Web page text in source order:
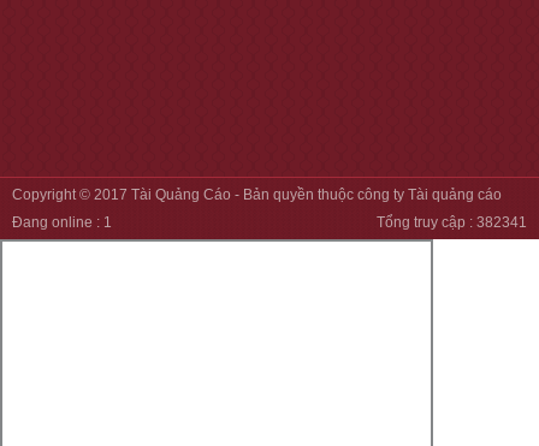
Copyright © 2017 Tài Quảng Cáo - Bản quyền thuộc công ty Tài quảng cáo
Tổng truy cập : 382341
Đang online : 1